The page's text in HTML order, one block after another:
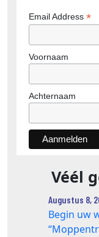
Email Address *
Voornaam
Achternaam
Véél
Augustus 8,
Begin uw